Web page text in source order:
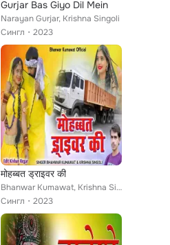
Gurjar Bas Giyo Dil Mein
Narayan Gurjar, Krishna Singoli
Сингл
2023
मोहब्बत ड्राइवर की
Bhanwar Kumawat, Krishna Singoli
Сингл
2023